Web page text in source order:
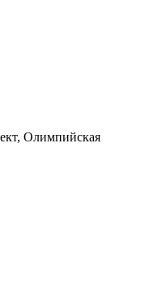
Олимпийская